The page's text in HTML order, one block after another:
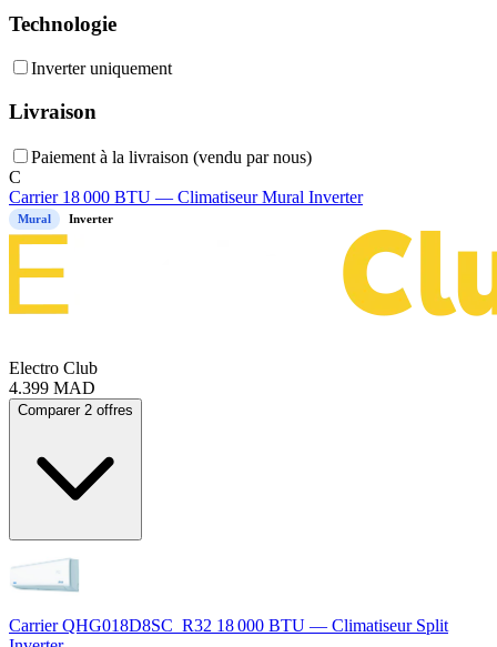
Technologie
Inverter uniquement
Livraison
Paiement à la livraison (vendu par nous)
C
Carrier 18 000 BTU — Climatiseur Mural Inverter
Mural Inverter
Electro Club
4.399 MAD
Comparer 2 offres
Carrier QHG018D8SC_R32 18 000 BTU — Climatiseur Split